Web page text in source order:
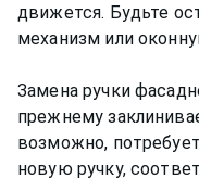
движется. Будьте
механизм или
Замена ручки
прежнему
возможно,
новую ручку,